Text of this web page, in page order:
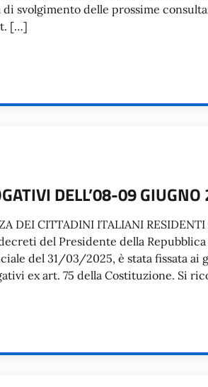
di svolgimento delle prossime
[…]
DELL’08-09
DEI CITTADINI ITALIANI RESIDENTI
decreti del Presidente della
del 31/03/2025, è stata fissata ai
ex art. 75 della Costituzione. Si